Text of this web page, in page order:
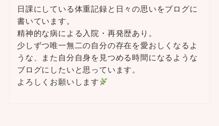
日課にしている体重記録と日々の思いをブログに
書いています。
精神的な病による入院・再発歴あり。
少しずつ唯一無二の自分の存在を愛おしくなるよ
うな、また自分自身を見つめる時間になるような
ブログにしたいと思っています。
よろしくお願いします